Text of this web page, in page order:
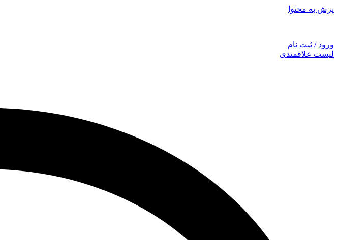
پرش به محتوا
ورود / ثبت نام
لیست علاقمندی